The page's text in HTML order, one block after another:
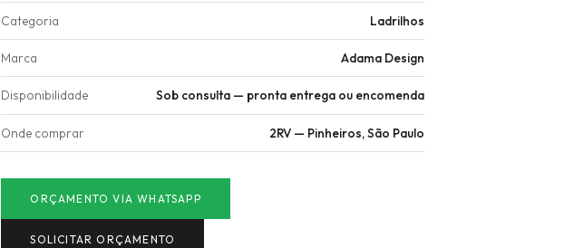
Categoria Ladrilhos
Marca Adama Design
Disponibilidade Sob consulta — pronta entrega ou encomenda
Onde comprar 2RV — Pinheiros, São Paulo
ORÇAMENTO VIA WHATSAPP
SOLICITAR ORÇAMENTO